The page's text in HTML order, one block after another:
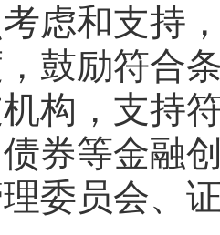
虑和支持
鼓励符合
构，支持
券等金融
委员会、